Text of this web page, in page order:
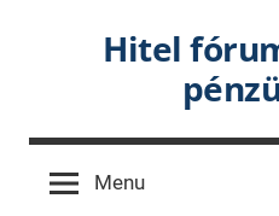
Hitel
Menu